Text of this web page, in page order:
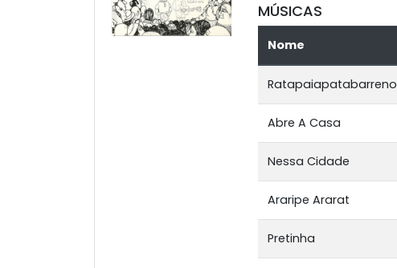
MÚSICAS
Nome
Ratapaiapatabarreno
Abre A Casa
Nessa Cidade
Araripe Ararat
Pretinha